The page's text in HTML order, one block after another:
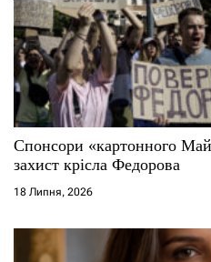
Спонсори «картонного
захист крісла Федорова
18 Липня, 2026